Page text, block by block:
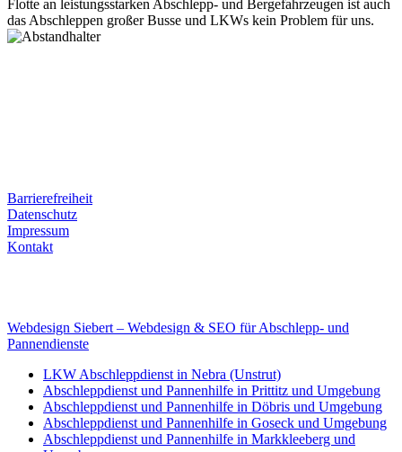
Flotte an leistungsstarken Abschlepp- und Bergefahrzeugen ist auch
das Abschleppen großer Busse und LKWs kein Problem für uns.
Barrierefreiheit
Datenschutz
Impressum
Kontakt
Webdesign Siebert – Webdesign & SEO für Abschlepp- und
Pannendienste
LKW Abschleppdienst in Nebra (Unstrut)
Abschleppdienst und Pannenhilfe in Prittitz und Umgebung
Abschleppdienst und Pannenhilfe in Döbris und Umgebung
Abschleppdienst und Pannenhilfe in Goseck und Umgebung
Abschleppdienst und Pannenhilfe in Markkleeberg und